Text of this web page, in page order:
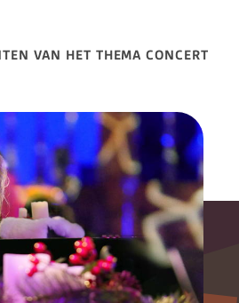
VAN HET THEMA CONCERT